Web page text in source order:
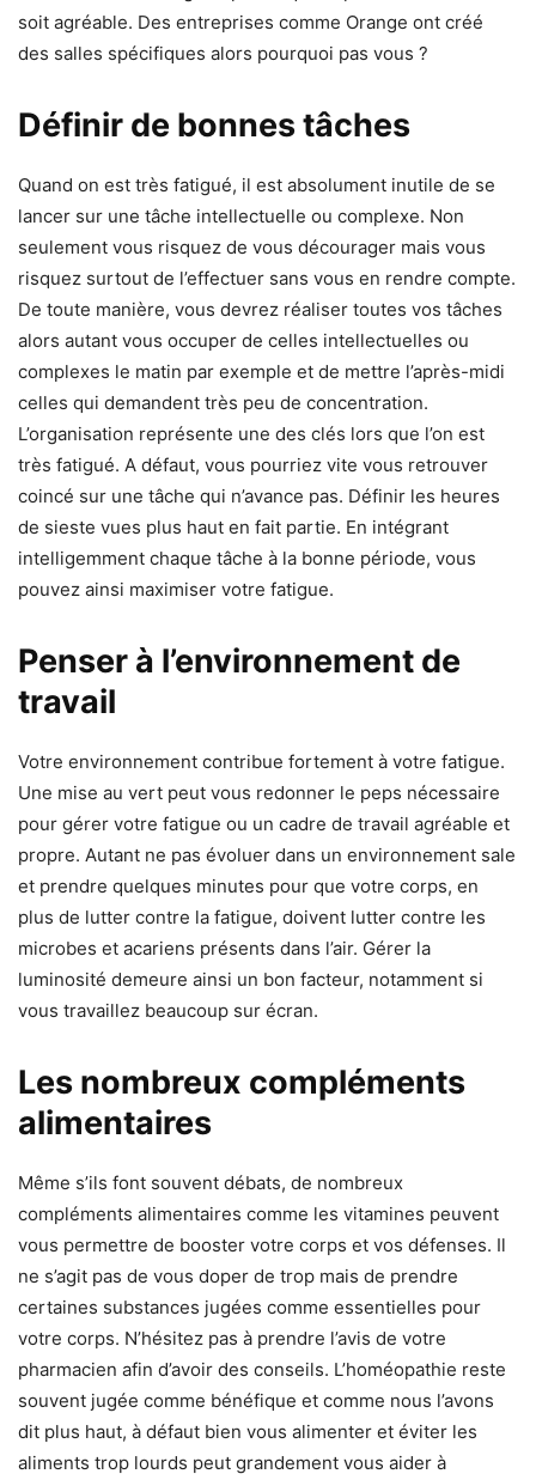
soit agréable. Des entreprises comme Orange ont créé
des salles spécifiques alors pourquoi pas vous ?
Définir de bonnes tâches
Quand on est très fatigué, il est absolument inutile de se
lancer sur une tâche intellectuelle ou complexe. Non
seulement vous risquez de vous décourager mais vous
risquez surtout de l’effectuer sans vous en rendre compte.
De toute manière, vous devrez réaliser toutes vos tâches
alors autant vous occuper de celles intellectuelles ou
complexes le matin par exemple et de mettre l’après-midi
celles qui demandent très peu de concentration.
L’organisation représente une des clés lors que l’on est
très fatigué. A défaut, vous pourriez vite vous retrouver
coincé sur une tâche qui n’avance pas. Définir les heures
de sieste vues plus haut en fait partie. En intégrant
intelligemment chaque tâche à la bonne période, vous
pouvez ainsi maximiser votre fatigue.
Penser à l’environnement de
travail
Votre environnement contribue fortement à votre fatigue.
Une mise au vert peut vous redonner le peps nécessaire
pour gérer votre fatigue ou un cadre de travail agréable et
propre. Autant ne pas évoluer dans un environnement sale
et prendre quelques minutes pour que votre corps, en
plus de lutter contre la fatigue, doivent lutter contre les
microbes et acariens présents dans l’air. Gérer la
luminosité demeure ainsi un bon facteur, notamment si
vous travaillez beaucoup sur écran.
Les nombreux compléments
alimentaires
Même s’ils font souvent débats, de nombreux
compléments alimentaires comme les vitamines peuvent
vous permettre de booster votre corps et vos défenses. Il
ne s’agit pas de vous doper de trop mais de prendre
certaines substances jugées comme essentielles pour
votre corps. N’hésitez pas à prendre l’avis de votre
pharmacien afin d’avoir des conseils. L’homéopathie reste
souvent jugée comme bénéfique et comme nous l’avons
dit plus haut, à défaut bien vous alimenter et éviter les
aliments trop lourds peut grandement vous aider à